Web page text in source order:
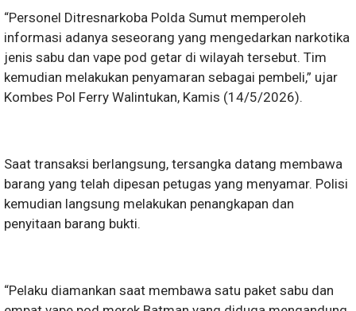
“Personel Ditresnarkoba Polda Sumut memperoleh
informasi adanya seseorang yang mengedarkan narkotika
jenis sabu dan vape pod getar di wilayah tersebut. Tim
kemudian melakukan penyamaran sebagai pembeli,” ujar
Kombes Pol Ferry Walintukan, Kamis (14/5/2026).
Saat transaksi berlangsung, tersangka datang membawa
barang yang telah dipesan petugas yang menyamar. Polisi
kemudian langsung melakukan penangkapan dan
penyitaan barang bukti.
“Pelaku diamankan saat membawa satu paket sabu dan